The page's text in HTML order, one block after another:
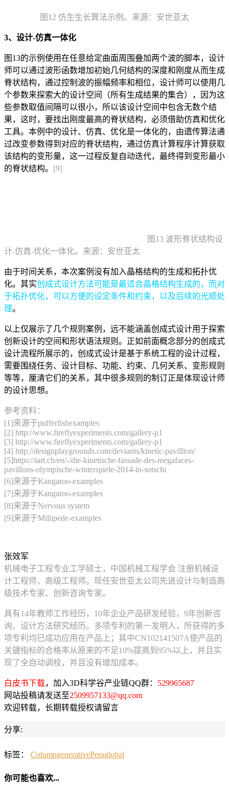
图12 仿生生长算法示例。来源：安世亚太
3、设计-仿真一体化
图13的示例使用在任意给定曲面周围叠加两个波的脚本，设计
师可以通过波形函数增加初始几何结构的深度和刚度从而生成
脊状结构，通过控制波的振幅频率和相位，设计师可以使用几
个参数来探索大的设计空间（所有生成结果的集合），因为这
些参数取值间隔可以很小，所以该设计空间中包含无数个结
果，这时，要找出刚度最高的脊状结构，必须借助仿真和优化
工具。本例中的设计、仿真、优化是一体化的，由遗传算法通
过改变参数得到对应的脊状结构，通过仿真计算程序计算获取
该结构的变形量，这一过程反复自动迭代，最终得到变形最小
的脊状结构。 [9]
图13 波形脊状结构设
计-仿真-优化一体化。 来源：安世亚太
由于时间关系，本次案例没有加入晶格结构的生成和拓扑优
化。其实创成式设计方法可能是最适合晶格结构生成的，而对
于拓扑优化，可以方便的设定条件和约束，以及后续的光顺处
理。
以上仅展示了几个规则案例，远不能涵盖创成式设计用于探索
创新设计的空间和形状语法规则。正如前面概念部分的创成式
设计流程所展示的，创成式设计是基于系统工程的设计过程，
需要围绕任务、设计目标、功能、约束、几何关系、变形规则
等等，厘清它们的关系，其中很多规则的制订正是体现设计师
的设计思想。
参考资料：
[1]来源于pufferfishexamples
[2] http://www.fireflyexperiments.com/gallery-p1
[3] http://www.fireflyexperiments.com/gallery-p1
[4] http://designplaygrounds.com/deviants/kinetic-pavillion/
[5]https://iart.ch/en/-/die-kinetische-fassade-des-megafaces-
pavillons-olympische-winterspiele-2014-in-sotschi
[6]来源于Kangaroo-examples
[7]来源于Kangaroo-examples
[8]来源于Nervous system
[9]来源于Millipede-examples
张效军
机械电子工程专业工学硕士，中国机械工程学会 注册机械设
计工程师，高级工程师。现任安世亚太公司先进设计与制造高
级技术专家、创新咨询专家。
具有14年教师工作经历，10年企业产品研发经验，9年创新咨
询、设计方法研究经历。多项专利的第一发明人，所获得的多
项专利均已成功应用在产品上；其中CN102141507A使产品的
关键指标的合格率从原来的不足10%提高到95%以上，并且实
现了全自动调校，并且没有增加成本。
白皮书下载，加入3D科学谷产业链QQ群： 529965687
网站投稿请发送至2509957133@qq.com
欢迎转载，长期转载授权请留言
分享:
标签： ColumngenerativePeraglobal
你可能也喜欢...